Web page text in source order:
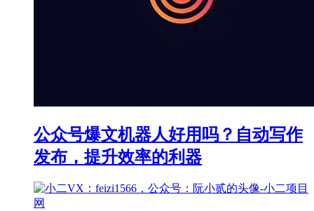
公众号爆文机器人好用吗？自动写作
发布，提升效率的利器